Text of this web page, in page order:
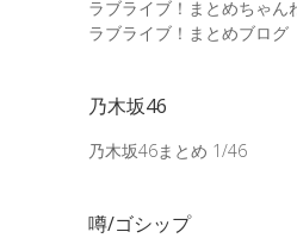
ラブライブ！まとめちゃん
ラブライブ！まとめブロ
乃木坂46
乃木坂46まとめ 1/46
噂/ゴシップ